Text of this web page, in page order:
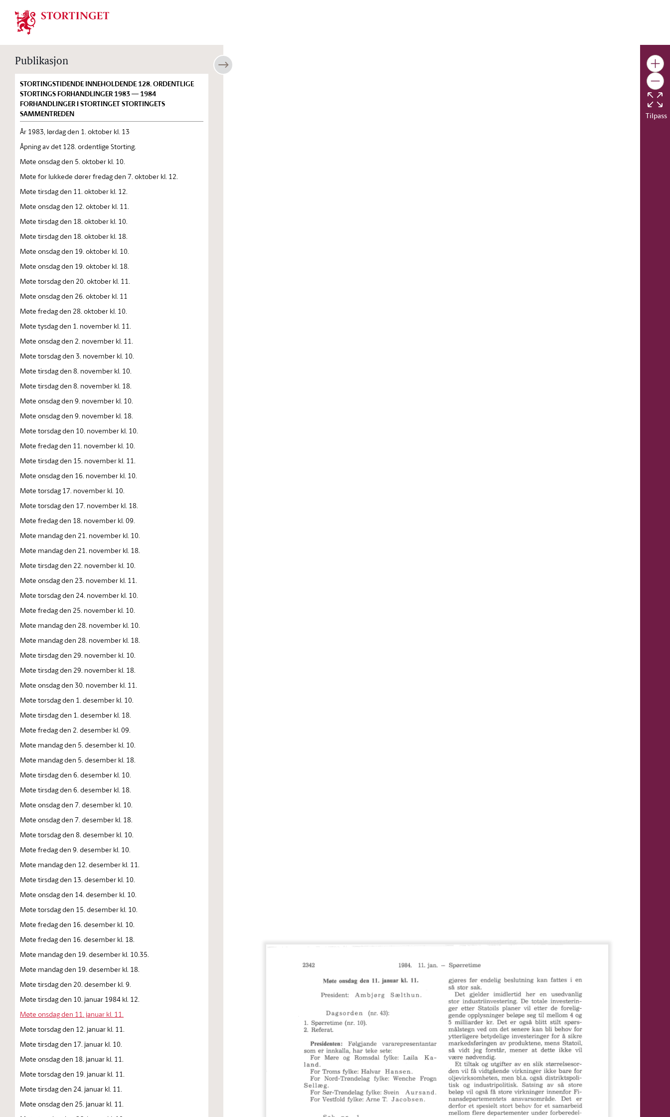
Stortinget.no
Publikasjon
STORTINGSTIDENDE INNEHOLDENDE 128. ORDENTLIGE
STORTINGS FORHANDLINGER 1983 — 1984
FORHANDLINGER I STORTINGET STORTINGETS
SAMMENTREDEN
År 1983, lørdag den 1. oktober kl. 13
Åpning av det 128. ordentlige Storting.
Møte onsdag den 5. oktober kl. 10.
Møte for lukkede dører fredag den 7. oktober kl. 12.
Møte tirsdag den 11. oktober kl. 12.
Møte onsdag den 12. oktober kl. 11.
Møte tirsdag den 18. oktober kl. 10.
Møte tirsdag den 18. oktober kl. 18.
Møte onsdag den 19. oktober kl. 10.
Møte onsdag den 19. oktober kl. 18.
Møte torsdag den 20. oktober kl. 11.
Møte onsdag den 26. oktober kl. 11
Møte fredag den 28. oktober kl. 10.
Møte tysdag den 1. november kl. 11.
Møte onsdag den 2. november kl. 11.
Møte torsdag den 3. november kl. 10.
Møte tirsdag den 8. november kl. 10.
Møte tirsdag den 8. november kl. 18.
Møte onsdag den 9. november kl. 10.
Møte onsdag den 9. november kl. 18.
Møte torsdag den 10. november kl. 10.
Møte fredag den 11. november kl. 10.
Møte tirsdag den 15. november kl. 11.
Møte onsdag den 16. november kl. 10.
Møte torsdag 17. november kl. 10.
Møte torsdag den 17. november kl. 18.
Møte fredag den 18. november kl. 09.
Møte mandag den 21. november kl. 10.
Møte mandag den 21. november kl. 18.
Møte tirsdag den 22. november kl. 10.
Møte onsdag den 23. november kl. 11.
Møte torsdag den 24. november kl. 10.
Møte fredag den 25. november kl. 10.
Møte mandag den 28. november kl. 10.
Møte mandag den 28. november kl. 18.
Møte tirsdag den 29. november kl. 10.
Møte tirsdag den 29. november kl. 18.
Møte onsdag den 30. november kl. 11.
Møte torsdag den 1. desember kl. 10.
Møte tirsdag den 1. desember kl. 18.
Møte fredag den 2. desember kl. 09.
Møte mandag den 5. desember kl. 10.
Møte mandag den 5. desember kl. 18.
Møte tirsdag den 6. desember kl. 10.
Møte tirsdag den 6. desember kl. 18.
Møte onsdag den 7. desember kl. 10.
Møte onsdag den 7. desember kl. 18.
Møte torsdag den 8. desember kl. 10.
Møte fredag den 9. desember kl. 10.
Møte mandag den 12. desember kl. 11.
Møte tirsdag den 13. desember kl. 10.
Møte onsdag den 14. desember kl. 10.
Møte torsdag den 15. desember kl. 10.
Møte fredag den 16. desember kl. 10.
Møte fredag den 16. desember kl. 18.
Møte mandag den 19. desember kl. 10.35.
Møte mandag den 19. desember kl. 18.
Møte tirsdag den 20. desember kl. 9.
Møte tirsdag den 10. januar 1984 kl. 12.
Møte onsdag den 11. januar kl. 11.
Møte torsdag den 12. januar kl. 11.
Møte tirsdag den 17. januar kl. 10.
Møte onsdag den 18. januar kl. 11.
Møte torsdag den 19. januar kl. 11.
Møte tirsdag den 24. januar kl. 11.
Møte onsdag den 25. januar kl. 11.